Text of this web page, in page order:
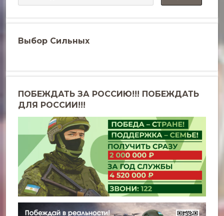
Выбор Сильных
ПОБЕЖДАТЬ ЗА РОССИЮ!!! ПОБЕЖДАТЬ
ДЛЯ РОССИИ!!!